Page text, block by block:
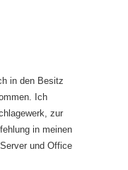
in den Besitz
Ich
zur
in meinen
und Office